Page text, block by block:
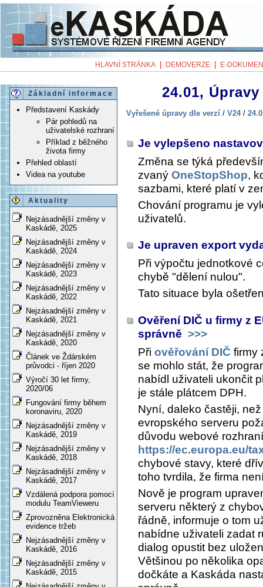
HLAVNÍ STRÁNKA DEMOVERZE E-
Základní informace
Představení Kaskády
Pár pohledů na
uživatelské rozhraní
Příklad z běžného
života firmy
Přehled oblastí
Videa na youtube
Aktuality
Nejzásadnější změny v
Kaskádě, 2025
Nejzásadnější změny v
Kaskádě, 2024
Nejzásadnější změny v
Kaskádě, 2023
Nejzásadnější změny v
Kaskádě, 2022
Nejzásadnější změny v
Kaskádě, 2021
Nejzásadnější změny v
Kaskádě, 2020
Článek ve Ždárském
průvodci - říjen 2020
Výročí 30 let firmy,
2020/06
Fungování firmy během
koronaviru, 2020
Nejzásadnější změny v
Kaskádě, 2019
Nejzásadnější změny v
Kaskádě, 2018
Nejzásadnější změny v
Kaskádě, 2017
Vzdálená podpora pomocí
modulu TeamVieweru
Zprovozněna Elektronická
evidence tržeb
Nejzásadnější změny v
Kaskádě, 2016
Nejzásadnější změny v
Kaskádě, 2015
24.01,
Vyřešené úpravy dle verzí / V24/
Je vylepšeno
Změna se týká
zvaný OneStopShop,
sazbami, které platí v
Chování programu je
uživatelů.
Je upraven export
Při výpočtu jednotkové
chybě "dělení nulou".
Tato situace byla
Ověření DIČ u firmy z
správně >>>
Při ověřování DIČ firmy
se mohlo stát, že
nabídl uživateli ukončit
je stále plátcem DPH.
Nyní, daleko častěji,
evropského serveru
důvodu webové
https://ec.europa.eu/
chybové stavy, které
toho tvrdila, že firma
Nově je program
serveru některý z
řádně, informuje o tom
nabídne uživateli zadat
dialog opustit bez
Většinou po několika
dočkáte a Kaskáda